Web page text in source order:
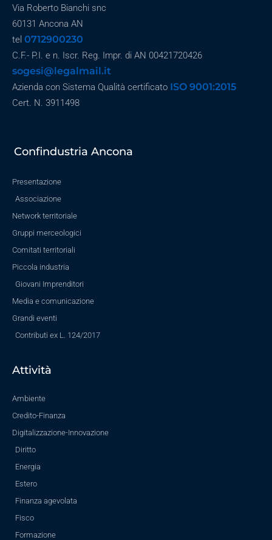
Via Roberto Bianchi snc
60131 Ancona AN
tel 0712900230
C.F.- P.I. e n. Iscr. Reg. Impr. di AN 00421720426
sogesi@legalmail.it
Azienda con Sistema Qualità certificato ISO 9001:2015
Cert. N. 3911498
Confindustria Ancona
Presentazione
Associazione
Network territoriale
Gruppi merceologici
Comitati territoriali
Piccola industria
Giovani Imprenditori
Media e comunicazione
Grandi eventi
Contributi ex L. 124/2017
Attività
Ambiente
Credito-Finanza
Digitalizzazione-Innovazione
Diritto
Energia
Estero
Finanza agevolata
Fisco
Formazione